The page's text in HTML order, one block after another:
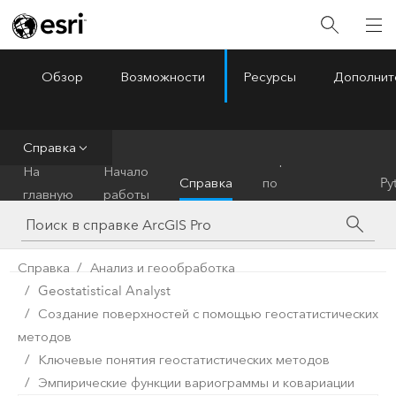
ArcGIS Pro
Обзор Возможности Ресурсы
Справка
На
главную
Начало
работы
Справка
по
инструментам
Справка
Анализ и геообработка
Geostatistical Analyst
Создание поверхностей с помощью геостатистических
методов
Ключевые понятия геостатистических методов
Эмпирические функции вариограммы и ковариации